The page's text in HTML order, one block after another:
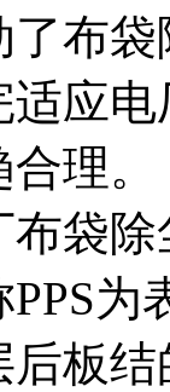
布
应
理。
布袋
板